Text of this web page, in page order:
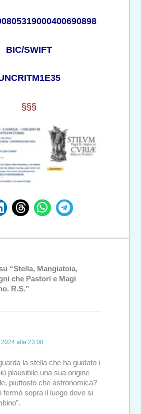
BIC/SWIFT
§§§
“Stella, Mangiatoia,
che Pastori e Magi
R.S.”
alle 23:08
la stella che ha guidato i
plausibile una sua origine
piuttosto che astronomica?
fermò sopra il luogo dove si